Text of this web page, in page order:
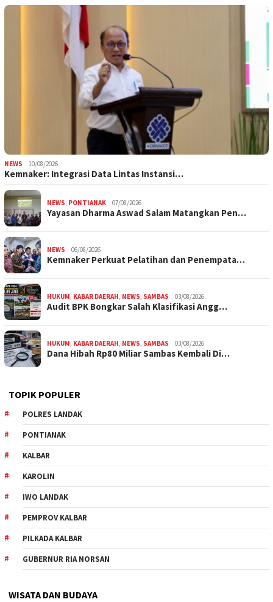
NEWS 10/08/2026
Kemnaker: Integrasi Data Lintas Instansi…
NEWS, PONTIANAK 07/08/2026
Yayasan Dharma Aswad Salam Matangkan Pen…
NEWS 06/08/2026
Kemnaker Perkuat Pelatihan dan Penempata…
HUKUM, KABAR DAERAH, NEWS, SAMBAS 03/08/2026
Audit BPK Bongkar Salah Klasifikasi Angg…
HUKUM, KABAR DAERAH, NEWS, SAMBAS 03/08/2026
Dana Hibah Rp80 Miliar Sambas Kembali Di…
TOPIK POPULER
POLRES LANDAK
PONTIANAK
KALBAR
KAROLIN
IWO LANDAK
PEMPROV KALBAR
PILKADA KALBAR
GUBERNUR RIA NORSAN
WISATA DAN BUDAYA